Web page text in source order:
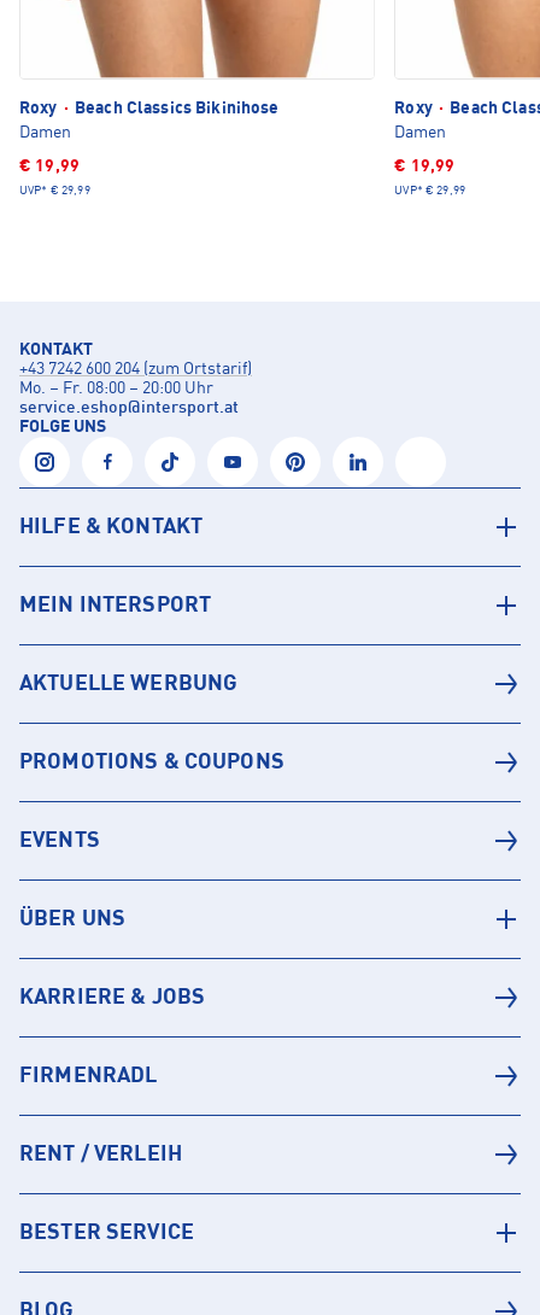
Roxy ·
Beach Classics Bikinihose
Damen
€ 19,99
UVP* € 29,99
Roxy ·
Beach
Damen
€ 19,99
UVP* € 29,99
KONTAKT
+43 7242 600 204 (zum Ortstarif)
Mo. – Fr. 08:00 – 20:00 Uhr
service.eshop@intersport.at
FOLGE UNS
HILFE & KONTAKT
MEIN INTERSPORT
AKTUELLE WERBUNG
PROMOTIONS & COUPONS
EVENTS
ÜBER UNS
KARRIERE & JOBS
FIRMENRADL
RENT / VERLEIH
BESTER SERVICE